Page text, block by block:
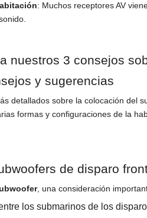
: Muchos receptores AV
nuestros 3 consejos
y sugerencias
detallados sobre la colocación del
formas y configuraciones de la
de disparo
, una consideración
los submarinos de los